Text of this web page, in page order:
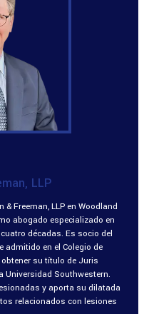
LLP
Freeman, LLP en Woodland
abogado especializado en
décadas. Es socio del
admitido en el Colegio de
su título de Juris
Universidad Southwestern.
y aporta su dilatada
relacionados con lesiones